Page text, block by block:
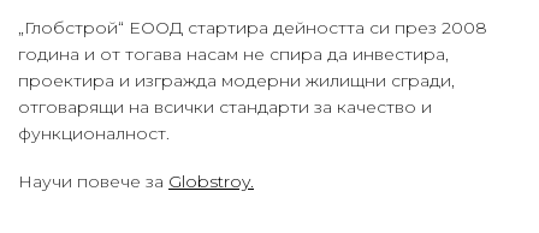
„Глобстрой“ ЕООД стартира дейността си през 2008
година и от тогава насам не спира да инвестира,
проектира и изгражда модерни жилищни сгради,
отговарящи на всички стандарти за качество и
функционалност.
Научи повече за Globstroy.